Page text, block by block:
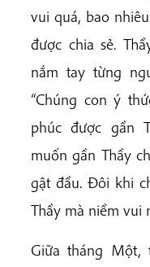
vui quá, bao
được chia sẻ.
nắm tay từng
“Chúng con ý
phúc được gần
muốn gần Thầy
gật đầu. Đôi khi
Thầy mà niềm vui
Giữa tháng Một,